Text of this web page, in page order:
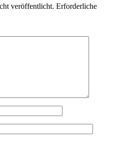
veröffentlicht. Erforderliche